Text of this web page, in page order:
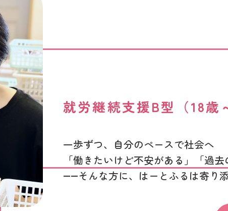
就労継続支援B型（18歳
一歩ずつ、自分のペースで社会へ
「働きたいけど不安がある」「過
――そんな方に、はーとふるは寄り添